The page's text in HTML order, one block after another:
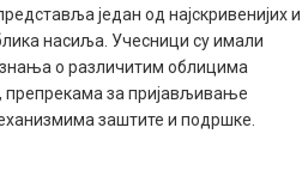
један од најскривенијих и
насиља. Учесници су имали
о различитим облицима
за пријављивање
заштите и подршке.